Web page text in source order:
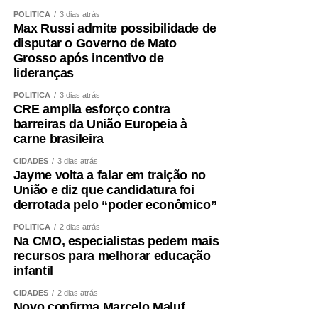
POLÍTICA 3 dias atrás
Max Russi admite possibilidade de
disputar o Governo de Mato
Grosso após incentivo de
lideranças
POLÍTICA 3 dias atrás
CRE amplia esforço contra
barreiras da União Europeia à
carne brasileira
CIDADES 3 dias atrás
Jayme volta a falar em traição no
União e diz que candidatura foi
derrotada pelo “poder econômico”
POLÍTICA 2 dias atrás
Na CMO, especialistas pedem mais
recursos para melhorar educação
infantil
CIDADES 2 dias atrás